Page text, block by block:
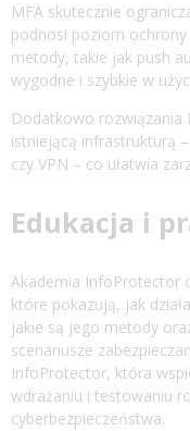
MFA skutecznie
podnosi poziom
metody, takie jak push
wygodne i szybkie w
Dodatkowo rozwiązania
istniejącą infrastrukturą
czy VPN – co ułatwia
Edukacja i
Akademia InfoProtector
które pokazują, jak
jakie są jego metody
scenariusze
InfoProtector, która
wdrażaniu i testowaniu
cyberbezpieczeństwa.